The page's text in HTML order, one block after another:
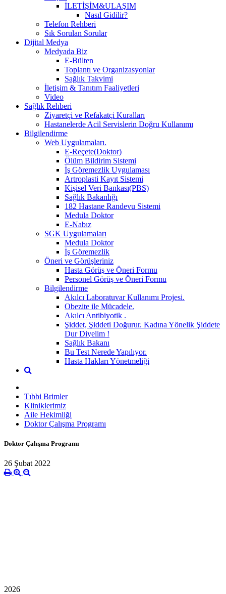
İLETİŞİM&ULAŞIM
Nasıl Gidilir?
Telefon Rehberi
Sık Sorulan Sorular
Dijital Medya
Medyada Biz
E-Bülten
Toplantı ve Organizasyonlar
Sağlık Takvimi
İletişim & Tanıtım Faaliyetleri
Video
Sağlık Rehberi
Ziyaretçi ve Refakatçi Kuralları
Hastanelerde Acil Servislerin Doğru Kullanımı
Bilgilendirme
Web Uygulamaları.
E-Reçete(Doktor)
Ölüm Bildirim Sistemi
İş Göremezlik Uygulaması
Artroplasti Kayıt Sistemi
Kişisel Veri Bankası(PBS)
Sağlık Bakanlığı
182 Hastane Randevu Sistemi
Medula Doktor
E-Nabız
SGK Uygulamaları
Medula Doktor
İş Göremezlik
Öneri ve Görüşleriniz
Hasta Görüş ve Öneri Formu
Personel Görüş ve Öneri Formu
Bilgilendirme
Akılcı Laboratuvar Kullanımı Projesi.
Obezite ile Mücadele.
Akılcı Antibiyotik .
Şiddet, Şiddeti Doğurur. Kadına Yönelik Şiddete
Dur Diyelim !
Sağlık Bakanı
Bu Test Nerede Yapılıyor.
Hasta Hakları Yönetmeliği
Tıbbi Brimler
Kliniklerimiz
Aile Hekimliği
Doktor Çalışma Programı
Doktor Çalışma Programı
26 Şubat 2022
2026